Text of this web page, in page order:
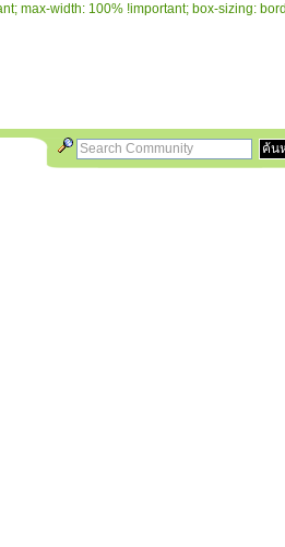
max-width: 100% !important; box-sizing: